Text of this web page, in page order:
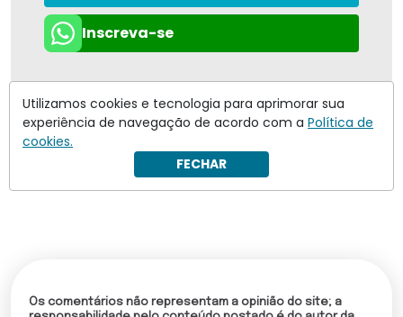
Inscreva-se
Os comentários não representam a opinião do site; a
Utilizamos cookies e tecnologia para aprimorar sua
experiência de navegação de acordo com a Política de
cookies.
FECHAR